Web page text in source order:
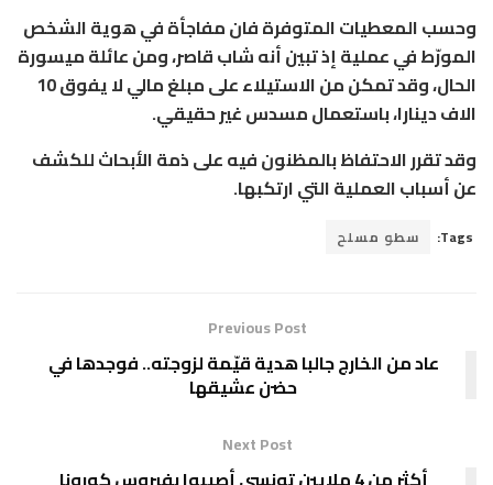
وحسب المعطيات المتوفرة فان مفاجأة في هوية الشخص
المورّط في عملية إذ تبين أنه شاب قاصر، ومن عائلة ميسورة
الحال، وقد تمكن من الاستيلاء على مبلغ مالي لا يفوق 10
الاف دينارا، باستعمال مسدس غير حقيقي.
وقد تقرر الاحتفاظ بالمظنون فيه على ذمة الأبحاث للكشف
عن أسباب العملية التي ارتكبها.
Tags: سطو مسلح
Previous Post
عاد من الخارج جالبا هدية قيّمة لزوجته.. فوجدها في
حضن عشيقها
Next Post